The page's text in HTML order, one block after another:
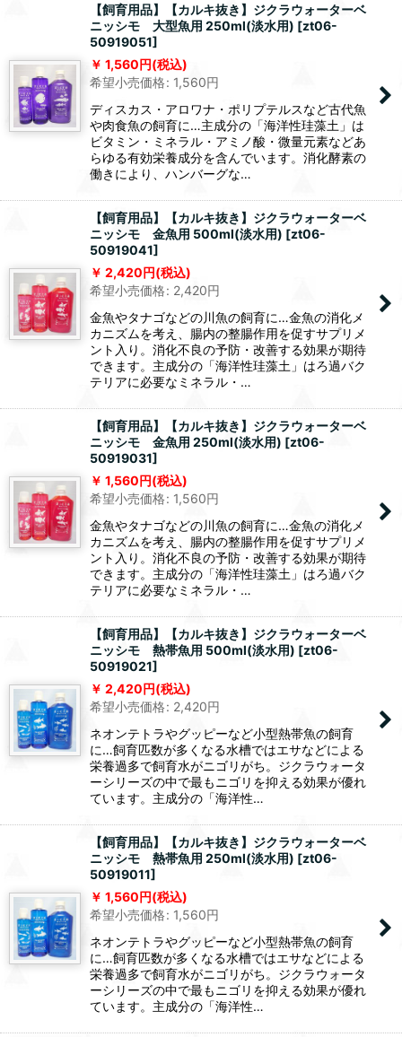
【飼育用品】【カルキ抜き】ジクラウォーターベ
ニッシモ 大型魚用 250ml(淡水用) [zt06-
50919051]
1,560円(税込)
希望小売価格: 1,560円
ディスカス・アロワナ・ポリプテルスなど古代魚
や肉食魚の飼育に…主成分の「海洋性珪藻土」は
ビタミン・ミネラル・アミノ酸・微量元素などあ
らゆる有効栄養成分を含んでいます。消化酵素の
働きにより、ハンバーグな…
【飼育用品】【カルキ抜き】ジクラウォーターベ
ニッシモ 金魚用 500ml(淡水用) [zt06-
50919041]
2,420円(税込)
希望小売価格: 2,420円
金魚やタナゴなどの川魚の飼育に…金魚の消化メ
カニズムを考え、腸内の整腸作用を促すサプリメ
ント入り。消化不良の予防・改善する効果が期待
できます。主成分の「海洋性珪藻土」はろ過バク
テリアに必要なミネラル・…
【飼育用品】【カルキ抜き】ジクラウォーターベ
ニッシモ 金魚用 250ml(淡水用) [zt06-
50919031]
1,560円(税込)
希望小売価格: 1,560円
金魚やタナゴなどの川魚の飼育に…金魚の消化メ
カニズムを考え、腸内の整腸作用を促すサプリメ
ント入り。消化不良の予防・改善する効果が期待
できます。主成分の「海洋性珪藻土」はろ過バク
テリアに必要なミネラル・…
【飼育用品】【カルキ抜き】ジクラウォーターベ
ニッシモ 熱帯魚用 500ml(淡水用) [zt06-
50919021]
2,420円(税込)
希望小売価格: 2,420円
ネオンテトラやグッピーなど小型熱帯魚の飼育
に…飼育匹数が多くなる水槽ではエサなどによる
栄養過多で飼育水がニゴリがち。ジクラウォータ
ーシリーズの中で最もニゴリを抑える効果が優れ
ています。主成分の「海洋性…
【飼育用品】【カルキ抜き】ジクラウォーターベ
ニッシモ 熱帯魚用 250ml(淡水用) [zt06-
50919011]
1,560円(税込)
希望小売価格: 1,560円
ネオンテトラやグッピーなど小型熱帯魚の飼育
に…飼育匹数が多くなる水槽ではエサなどによる
栄養過多で飼育水がニゴリがち。ジクラウォータ
ーシリーズの中で最もニゴリを抑える効果が優れ
ています。主成分の「海洋性…